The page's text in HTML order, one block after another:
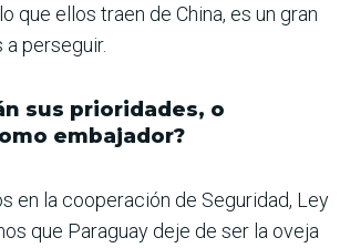
que ellos traen de China, es un gran
perseguir.
sus prioridades, o
embajador?
en la cooperación de Seguridad, Ley
que Paraguay deje de ser la oveja